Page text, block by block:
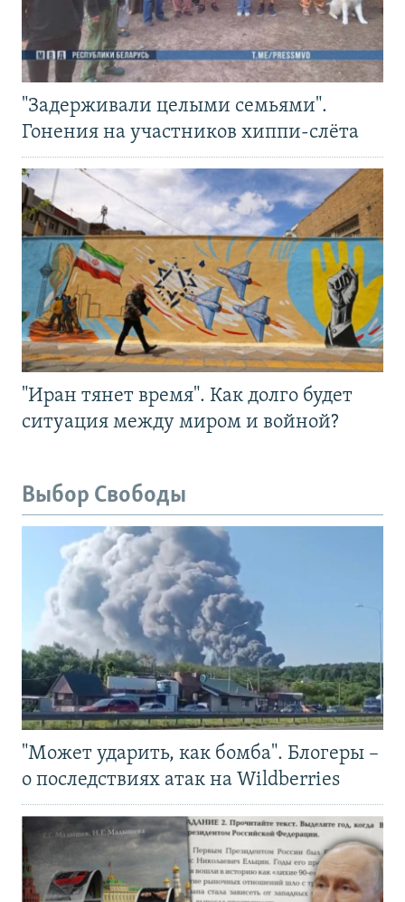
"Задерживали целыми семьями".
Гонения на участников хиппи-слёта
"Иран тянет время". Как долго будет
ситуация между миром и войной?
Выбор Свободы
"Может ударить, как бомба". Блогеры –
о последствиях атак на Wildberries